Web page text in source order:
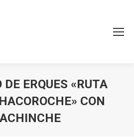
ERQUES «RUTA
CON